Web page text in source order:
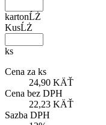
kartonĹŻ
KusĹŻ
ks
Cena za ks
24,90 KÄŤ
Cena bez DPH
22,23 KÄŤ
Sazba DPH